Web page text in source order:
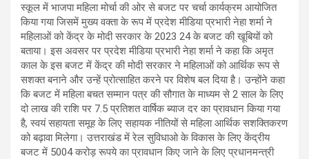
स्कूल में भाजपा महिला मोर्चा की ओर से बजट पर चर्चा कार्यक्रम आयोजित
किया गया जिसमें मुख्य वक्ता के रूप में प्रदेश मीडिया प्रभारी नेहा शर्मा ने
महिलाओं को केंद्र के मोदी सरकार के 2023 24 के बजट की खूबियों को
बताया। इस अवसर पर प्रदेश मीडिया प्रभारी नेहा शर्मा ने कहा कि अमृत
काल के इस बजट में केंद्र की मोदी सरकार ने महिलाओं को आर्थिक रूप से
सशक्त बनाने और उन्हें प्रोत्साहित करने पर विशेष बल दिया है। उन्होंने कहा
कि बजट में महिला बचत सम्मान पत्र की सौगात के माध्यम से 2 साल के लिए
दो लाख की राशि पर 7.5 प्रतिशत वार्षिक ब्याज दर का प्रावधान किया गया
है, स्वयं सहायता समूह के लिए सहायक नीतियों से महिला आर्थिक सशक्तिकरण
को बढ़ावा मिलेगा। उत्तराखंड में रेल सुविधाओ के विकास के लिए केंद्रीय
बजट में 5004 करोड़ रूपये का प्रावधान किए जाने के लिए प्रधानमन्त्री